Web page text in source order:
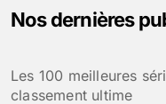
Nos dernières
Les 100 meilleures
classement ultime